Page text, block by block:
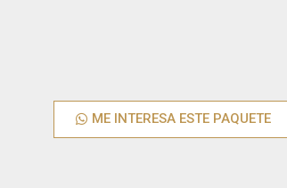
ME INTERESA ESTE PAQUETE